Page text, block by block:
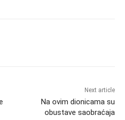
Next article
Na ovim dionicama su
obustave saobraćaja